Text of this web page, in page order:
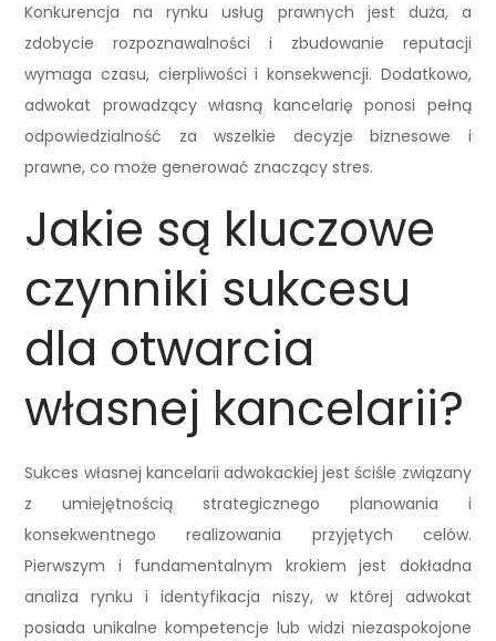
Konkurencja na rynku usług prawnych jest duża, a
zdobycie rozpoznawalności i zbudowanie reputacji
wymaga czasu, cierpliwości i konsekwencji. Dodatkowo,
adwokat prowadzący własną kancelarię ponosi pełną
odpowiedzialność za wszelkie decyzje biznesowe i
prawne, co może generować znaczący stres.
Jakie są kluczowe
czynniki sukcesu
dla otwarcia
własnej kancelarii?
Sukces własnej kancelarii adwokackiej jest ściśle związany
z umiejętnością strategicznego planowania i
konsekwentnego realizowania przyjętych celów.
Pierwszym i fundamentalnym krokiem jest dokładna
analiza rynku i identyfikacja niszy, w której adwokat
posiada unikalne kompetencje lub widzi niezaspokojone